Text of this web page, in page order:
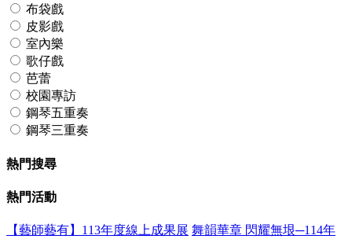
布袋戲
皮影戲
室內樂
歌仔戲
芭蕾
校園專訪
鋼琴五重奏
鋼琴三重奏
熱門搜尋
熱門活動
【藝師藝有】113年度線上成果展 舞韻華章 閃耀無垠─114年